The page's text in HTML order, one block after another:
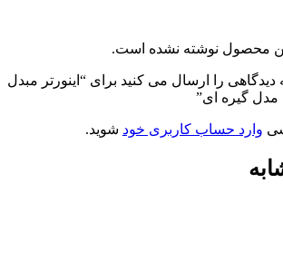
محصول نوشته نشده است.
دیدگاهی را ارسال می کنید برای “اینورتر مبدل
وارد حساب کاربری خود شوید.